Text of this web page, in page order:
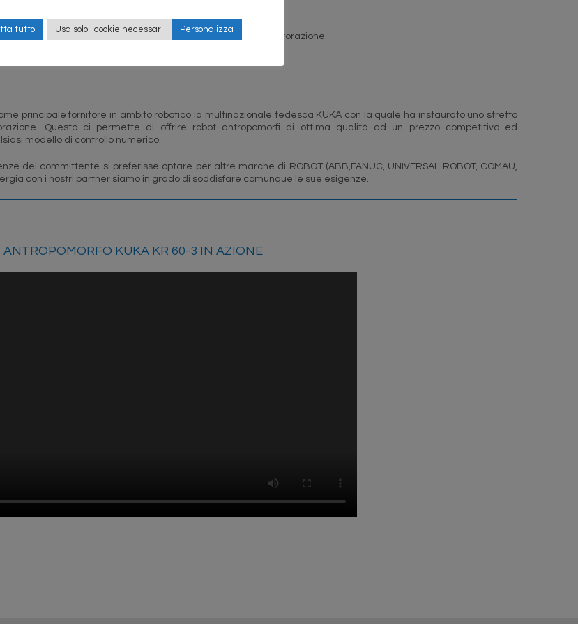
in linee produttive per manipolazione carichi
per soddisfare particolari esigenze produttive o di lavorazione
principale fornitore in ambito robotico la multinazionale tedesca KUKA con la quale ha instaurato uno stretto
Questo ci permette di offrire robot antropomorfi di ottima qualità ad un prezzo competitivo ed
modello di controllo numerico.
del committente si preferisse optare per altre marche di ROBOT (ABB,FANUC, UNIVERSAL ROBOT, COMAU,
con i nostri partner siamo in grado di soddisfare comunque le sue esigenze.
ANTROPOMORFO KUKA KR 60-3 IN AZIONE
tutto Usa solo i cookie necessari Personalizza